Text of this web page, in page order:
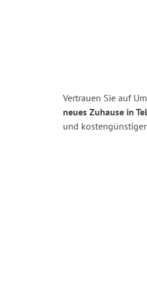
Vertrauen Sie auf
neues Zuhause in
und